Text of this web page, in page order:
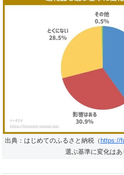
出典：はじめてのふるさと納税（ https://
選ぶ基準に変化はあ